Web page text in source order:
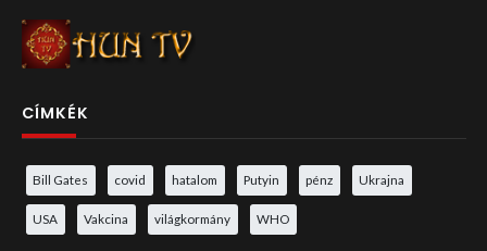
CÍMKÉK
Bill Gates covid hatalom Putyin pénz Ukrajna
USA Vakcina világkormány WHO